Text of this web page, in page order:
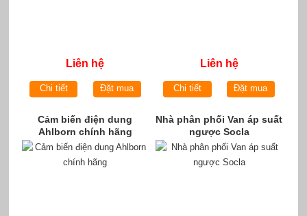
Liên hệ
Chi tiết Đặt mua
Liên hệ
Chi tiết Đặt mua
Cảm biến điện dung
Ahlborn chính hãng
Nhà phân phối Van áp suất
ngược Socla